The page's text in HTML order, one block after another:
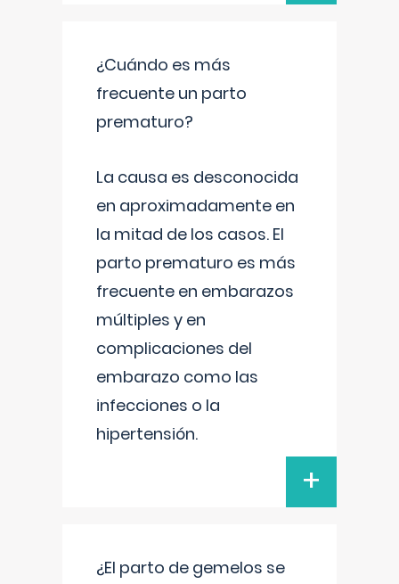
¿Cuándo es más
frecuente un parto
prematuro?
La causa es desconocida
en aproximadamente en
la mitad de los casos. El
parto prematuro es más
frecuente en embarazos
múltiples y en
complicaciones del
embarazo como las
infecciones o la
hipertensión.
+
¿El parto de gemelos se